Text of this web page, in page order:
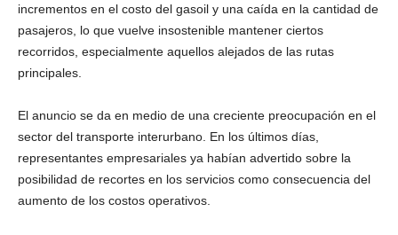
incrementos en el costo del gasoil y una caída en la cantidad de
pasajeros, lo que vuelve insostenible mantener ciertos
recorridos, especialmente aquellos alejados de las rutas
principales.
El anuncio se da en medio de una creciente preocupación en el
sector del transporte interurbano. En los últimos días,
representantes empresariales ya habían advertido sobre la
posibilidad de recortes en los servicios como consecuencia del
aumento de los costos operativos.